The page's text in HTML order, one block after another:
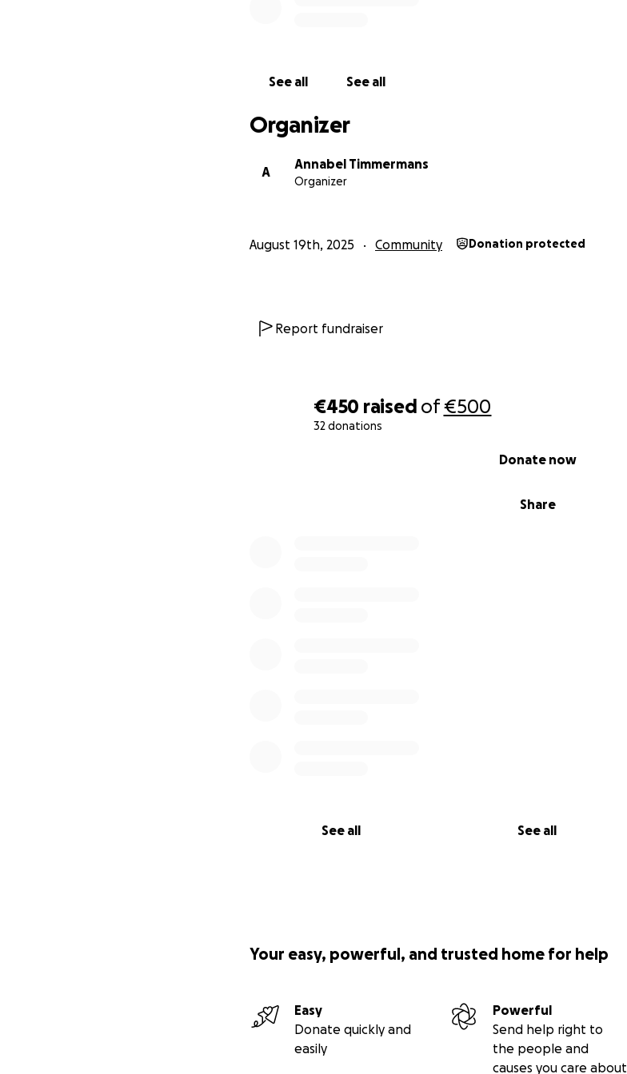
€450 raised of€500
32 donations
Share
Donate now
See all See all
See all See all
Organizer
A
Annabel Timmermans
Organizer
August 19th, 2025 Community Donation protected
Report fundraiser
Your easy, powerful, and trusted home for help
Easy
Donate quickly and
easily
Powerful
Send help right to
the people and
causes you care about